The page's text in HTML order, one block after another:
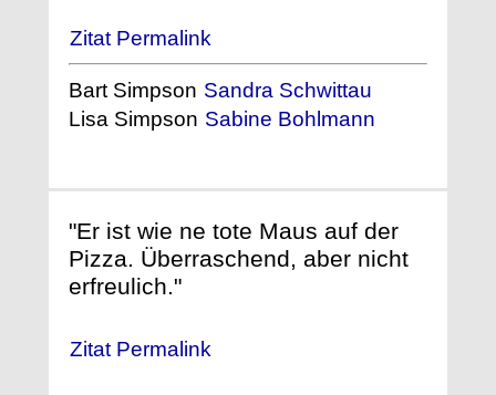
Zitat Permalink
Bart Simpson Sandra Schwittau
Lisa Simpson Sabine Bohlmann
"Er ist wie ne tote Maus auf der
Pizza. Überraschend, aber nicht
erfreulich."
Zitat Permalink